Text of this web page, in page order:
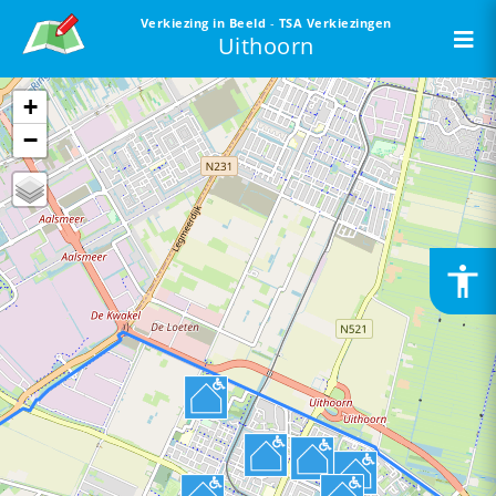
Verkiezing in Beeld - TSA Verkiezingen
Uithoorn
accessibility
is
+
−